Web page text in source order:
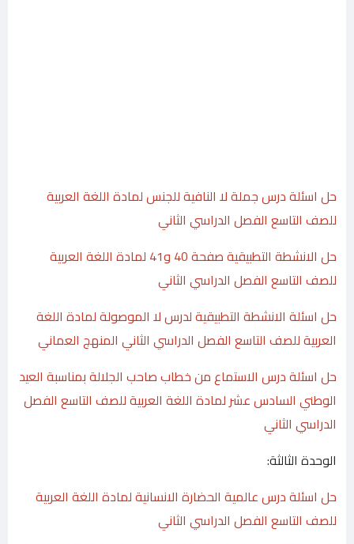
حل اسئلة درس جملة لا النافية للجنس لمادة اللغة العربية
للصف التاسع الفصل الدراسي الثاني
حل الانشطة التطبيقية صفحة 40 و41 لمادة اللغة العربية
للصف التاسع الفصل الدراسي الثاني
حل اسئلة الانشطة التطبيقية لدرس لا الموصولة لمادة اللغة
العربية للصف التاسع الفصل الدراسي الثاني المنهج العماني
حل اسئلة درس الاستماع من خطاب صاحب الجلالة بمناسبة العيد
الوطني السادس عشر لمادة اللغة العربية للصف التاسع الفصل
الدراسي الثاني
الوحدة الثالثة:
حل اسئلة درس عالمية الحضارة الانسانية لمادة اللغة العربية
للصف التاسع الفصل الدراسي الثاني